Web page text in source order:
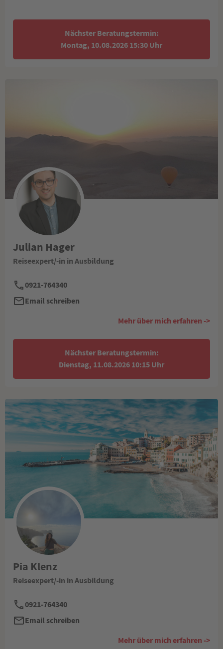
Nächster Beratungstermin:
Montag, 10.08.2026 15:30 Uhr
Julian Hager
Reiseexpert/-in in Ausbildung
0921-764340
Email schreiben
Mehr über mich erfahren ->
Nächster Beratungstermin:
Dienstag, 11.08.2026 10:15 Uhr
Pia Klenz
Reiseexpert/-in in Ausbildung
0921-764340
Email schreiben
Mehr über mich erfahren ->